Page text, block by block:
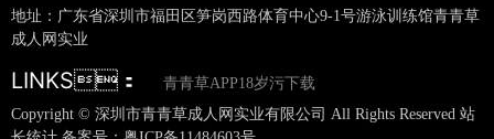
地址：广东省深圳市福田区笋岗西路体育中心9-1号游泳训练馆青青草
成人网实业
LINKS：
青青草APP18岁污下载
Copyright © 深圳市青青草成人网实业有限公司 All Rights Reserved 站